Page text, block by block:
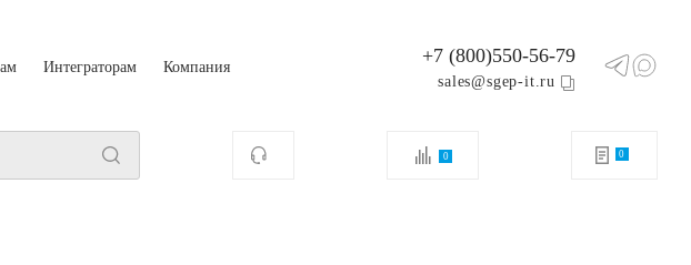
Интеграторам Компания +7 (800)550-56-79
sales@sgep-it.ru
0 0